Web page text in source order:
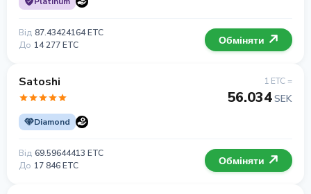
Від 87.43424164 ETC
До 14 277 ETC Обміняти
Satoshi
Diamond
1 ETC =
56.034SEK
Від 69.59644413 ETC
До 17 846 ETC Обміняти